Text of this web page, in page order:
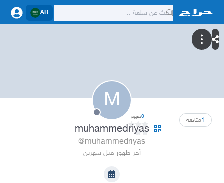
AR
M
1متابعة 0تقييم
muhammedriyas
@muhammedriyas
آخر ظهور قبل شهرين